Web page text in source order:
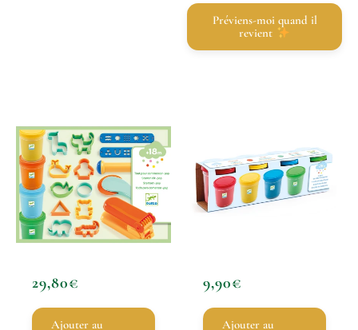
Préviens-moi quand il
revient
29,80€
Ajouter au
9,90€
Ajouter au